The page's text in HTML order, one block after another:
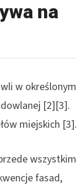
na
w określonym
[2][3].
miejskich [3].
wszystkim
fasad,